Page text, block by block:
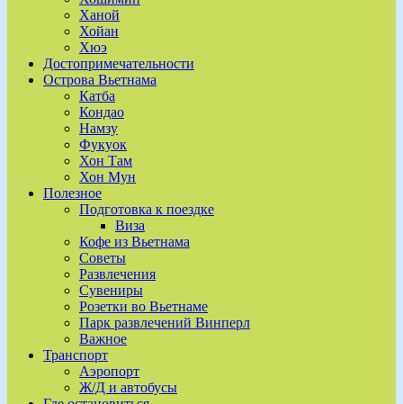
Ханой
Хойан
Хюэ
Достопримечательности
Острова Вьетнама
Катба
Кондао
Намзу
Фукуок
Хон Там
Хон Мун
Полезное
Подготовка к поездке
Виза
Кофе из Вьетнама
Советы
Развлечения
Сувениры
Розетки во Вьетнаме
Парк развлечений Винперл
Важное
Транспорт
Аэропорт
Ж/Д и автобусы